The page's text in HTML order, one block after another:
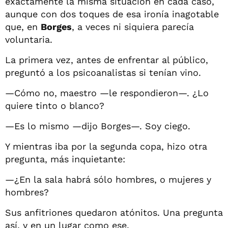
aunque con dos toques de esa ironía inagotable
que, en Borges, a veces ni siquiera parecía
voluntaria.
La primera vez, antes de enfrentar al público,
preguntó a los psicoanalistas si tenían vino.
—Cómo no, maestro —le respondieron—. ¿Lo
quiere tinto o blanco?
—Es lo mismo —dijo Borges—. Soy ciego.
Y mientras iba por la segunda copa, hizo otra
pregunta, más inquietante:
—¿En la sala habrá sólo hombres, o mujeres y
hombres?
Sus anfitriones quedaron atónitos. Una pregunta
así, y en un lugar como ese.